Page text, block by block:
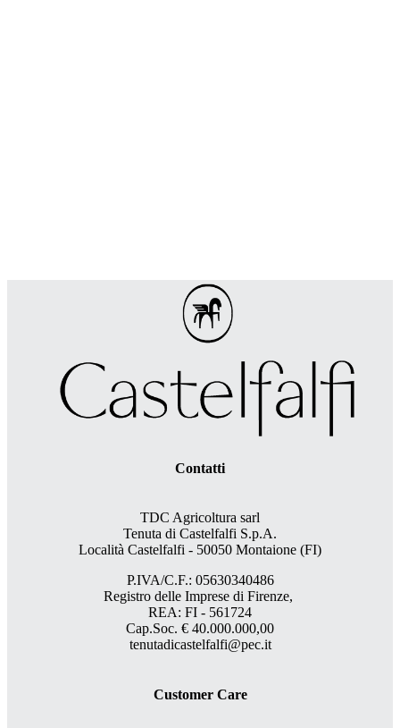
Contatti
TDC Agricoltura sarl
Tenuta di Castelfalfi S.p.A.
Località Castelfalfi - 50050 Montaione (FI)
P.IVA/C.F.: 05630340486
Registro delle Imprese di Firenze,
REA: FI - 561724
Cap.Soc. € 40.000.000,00
tenutadicastelfalfi@pec.it
Customer Care